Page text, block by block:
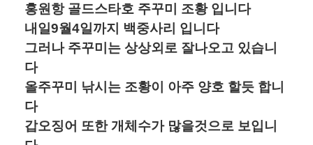
홍원항 골드스타호 주꾸미 조황 입니다
내일9월4일까지 백중사리 입니다
그러나 주꾸미는 상상외로 잘나오고 있습니
다
올주꾸미 낚시는 조황이 아주 양호 할듯 합니
다
갑오징어 또한 개체수가 많을것으로 보입니